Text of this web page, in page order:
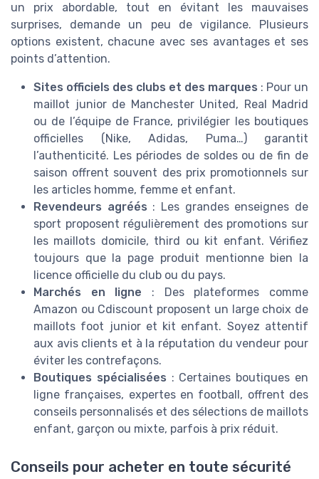
un prix abordable, tout en évitant les mauvaises
surprises, demande un peu de vigilance. Plusieurs
options existent, chacune avec ses avantages et ses
points d’attention.
Sites officiels des clubs et des marques : Pour un
maillot junior de Manchester United, Real Madrid
ou de l’équipe de France, privilégier les boutiques
officielles (Nike, Adidas, Puma…) garantit
l’authenticité. Les périodes de soldes ou de fin de
saison offrent souvent des prix promotionnels sur
les articles homme, femme et enfant.
Revendeurs agréés : Les grandes enseignes de
sport proposent régulièrement des promotions sur
les maillots domicile, third ou kit enfant. Vérifiez
toujours que la page produit mentionne bien la
licence officielle du club ou du pays.
Marchés en ligne : Des plateformes comme
Amazon ou Cdiscount proposent un large choix de
maillots foot junior et kit enfant. Soyez attentif
aux avis clients et à la réputation du vendeur pour
éviter les contrefaçons.
Boutiques spécialisées : Certaines boutiques en
ligne françaises, expertes en football, offrent des
conseils personnalisés et des sélections de maillots
enfant, garçon ou mixte, parfois à prix réduit.
Conseils pour acheter en toute sécurité